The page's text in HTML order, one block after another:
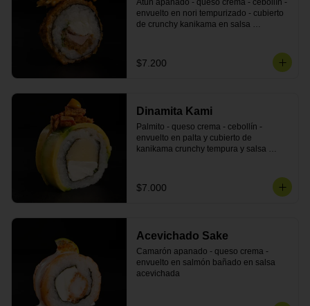
Atún apanado - queso crema - cebollín -
envuelto en nori tempurizado - cubierto
de crunchy kanikama en salsa
$7.200
Dinamita Kami
Palmito - queso crema - cebollín -
envuelto en palta y cubierto de
kanikama crunchy tempura y salsa
$7.000
Acevichado Sake
Camarón apanado - queso crema -
envuelto en salmón bañado en salsa
acevichada